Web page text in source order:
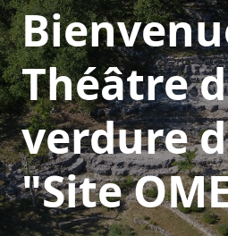
Théâtre
verdure
"Site